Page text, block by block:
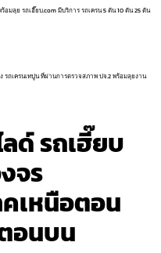
มลุย รถเฮี๊ยบ.com มีบริการ รถเครน 5 ตัน 10 ตัน 25 ตัน
รถเครนเทปูน ที่ผ่านการตรวจสภาพ ปจ.2 พร้อมลุยงาน
ด์ รถเฮี๊ยบ
จร
เหนือตอน
อนบน